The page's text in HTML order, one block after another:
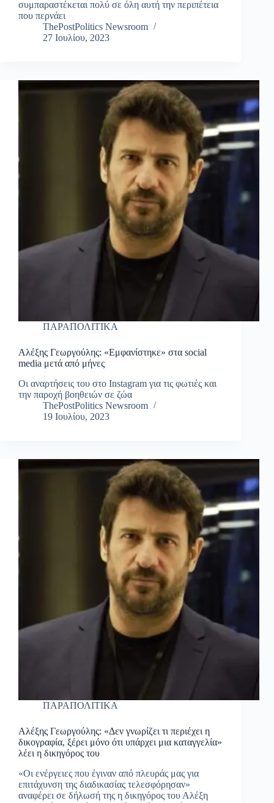
συμπαραστέκεται πολύ σε όλη αυτή την περιπέτεια
που περνάει
ThePostPolitics Newsroom
27 Ιουλίου, 2023
ΠΑΡΑΠΟΛΙΤΙΚΑ
Αλέξης Γεωργούλης: «Εμφανίστηκε» στα social
media μετά από μήνες
Οι αναρτήσεις του στο Instagram για τις φωτιές και
την παροχή βοηθειών σε ζώα
ThePostPolitics Newsroom
19 Ιουλίου, 2023
ΠΑΡΑΠΟΛΙΤΙΚΑ
Αλέξης Γεωργούλης: «Δεν γνωρίζει τι περιέχει η
δικογραφία, ξέρει μόνο ότι υπάρχει μια καταγγελία»
λέει η δικηγόρος του
«Οι ενέργειες που έγιναν από πλευράς μας για
επιτάχυνση της διαδικασίας τελεσφόρησαν»
αναφέρει σε δήλωσή της η δικηγόρος του Αλέξη